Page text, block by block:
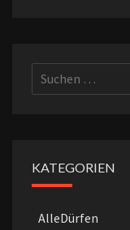
Suchen
nach:
KATEGORIEN
AlleDürfen